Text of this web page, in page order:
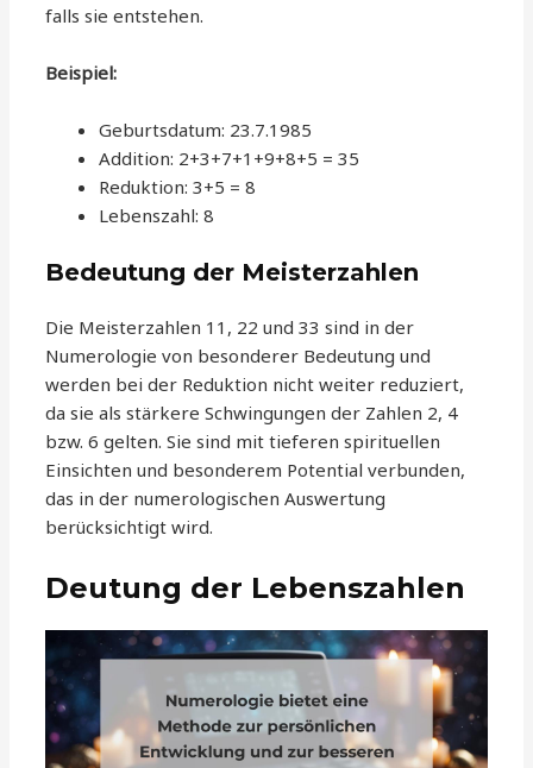
falls sie entstehen.
Beispiel:
Geburtsdatum: 23.7.1985
Addition: 2+3+7+1+9+8+5 = 35
Reduktion: 3+5 = 8
Lebenszahl: 8
Bedeutung der Meisterzahlen
Die Meisterzahlen 11, 22 und 33 sind in der
Numerologie von besonderer Bedeutung und
werden bei der Reduktion nicht weiter reduziert,
da sie als stärkere Schwingungen der Zahlen 2, 4
bzw. 6 gelten. Sie sind mit tieferen spirituellen
Einsichten und besonderem Potential verbunden,
das in der numerologischen Auswertung
berücksichtigt wird.
Deutung der Lebenszahlen